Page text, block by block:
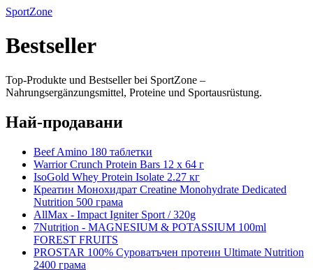
SportZone
Bestseller
Top-Produkte und Bestseller bei SportZone –
Nahrungsergänzungsmittel, Proteine und Sportausrüstung.
Най-продавани
Beef Amino 180 таблетки
Warrior Crunch Protein Bars 12 x 64 г
IsoGold Whey Protein Isolate 2.27 кг
Креатин Монохидрат Creatine Monohydrate Dedicated
Nutrition 500 грама
AllMax - Impact Igniter Sport / 320g
7Nutrition - MAGNESIUM & POTASSIUM 100ml
FOREST FRUITS
PROSTAR 100% Суроватъчен протеин Ultimate Nutrition
2400 грама